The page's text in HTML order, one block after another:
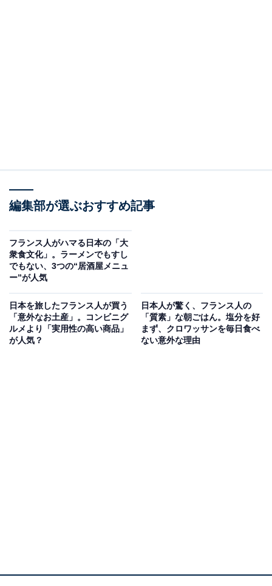
が、そうでない人にとっては、それがその国の料理だと
誤解されても無理はありません。こうした文化的な誤解
います。
編集部が選ぶおすすめ記事
フランス人がハマる日本の「大
衆食文化」。ラーメンでもすし
でもない、3つの“居酒屋メニュ
ー”が人気
日本を旅したフランス人が買う
「意外なお土産」。コンビニグ
ルメより「実用性の高い商品」
が人気？
日本人が驚く、フランス人の
「質素」な朝ごはん。塩分を好
まず、クロワッサンを毎日食べ
ない意外な理由